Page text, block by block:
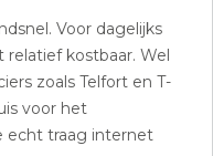
Voor dagelijks
relatief kostbaar. Wel
zoals Telfort en T-
voor het
echt traag internet